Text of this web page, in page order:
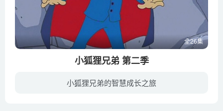
全26集
小狐狸兄弟 第二季
小狐狸兄弟的智慧成长之旅